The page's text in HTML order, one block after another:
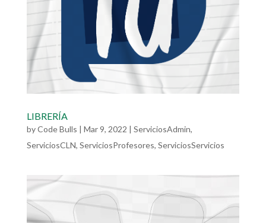
LIBRERÍA
byCode Bulls | Mar 9, 2022 | ServiciosAdmin,
ServiciosCLN, ServiciosProfesores, ServiciosServicios